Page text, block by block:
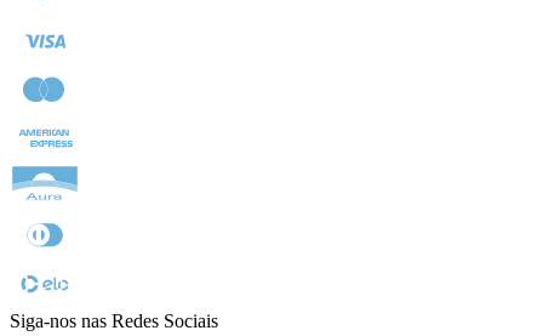
Siga-nos nas Redes Sociais